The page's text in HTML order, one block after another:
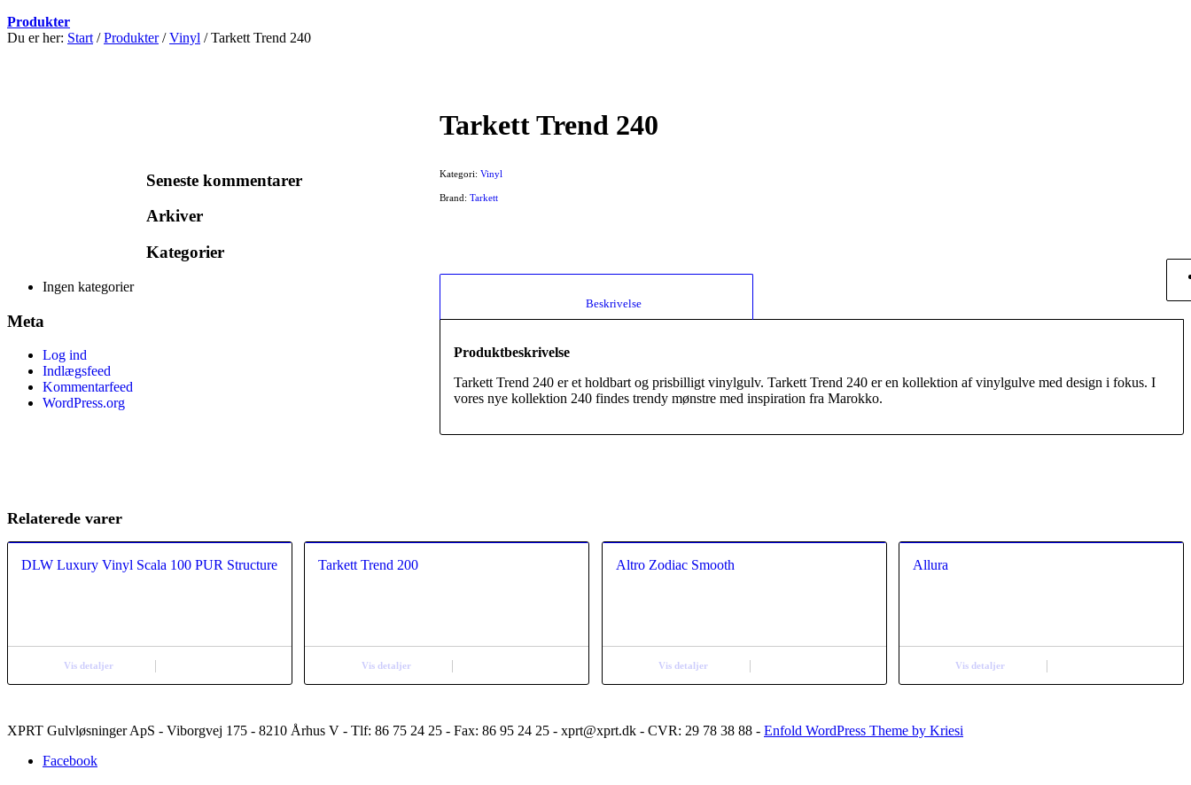
Produkter
Du er her: Start / Produkter / Vinyl / Tarkett Trend 240
Seneste kommentarer
Arkiver
Kategorier
Ingen kategorier
Meta
Log ind
Indlægsfeed
Kommentarfeed
WordPress.org
Tarkett Trend 240
Kategori:Vinyl
Brand:Tarkett
Produktbeskrivelse
Tarkett Trend 240 er et holdbart og prisbilligt vinylgulv. Tarkett Trend 240 er en kollektion af vinylgulve med design i fokus. I
vores nye kollektion 240 findes trendy mønstre med inspiration fra Marokko.
Relaterede varer
DLW Luxury Vinyl Scala 100 PUR Structure
Vis detaljer
Tarkett Trend 200
Vis detaljer
Altro Zodiac Smooth
Vis detaljer
Allura
Vis detaljer
XPRT Gulvløsninger ApS - Viborgvej 175 - 8210 Århus V - Tlf: 86 75 24 25 - Fax: 86 95 24 25 - xprt@xprt.dk - CVR: 29 78 38 88 - Enfold WordPress Theme by Kriesi
Facebook